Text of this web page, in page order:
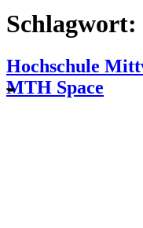
Schlagwort:
Hochschule
MTH Space